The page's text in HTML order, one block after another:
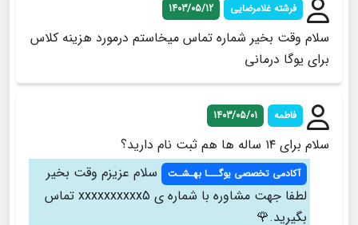
فرشته غلامرضایی 1403/05/12
سلام وقت بخیر شماره تماس میخاستم درمورد هزینه کلاس
برای یوگا درمانی
فاطمه 1403/05/01
سلام برای ۱۴ ساله ها هم ثبت نام دارید؟
آکادمی تخصصی یوگـــا بهـشـت
سلام عزيزم وقت بخير
لطفا جهت مشاوره با شماره ى xxxxxxxxxx5 تماس
بگيريد.🌹